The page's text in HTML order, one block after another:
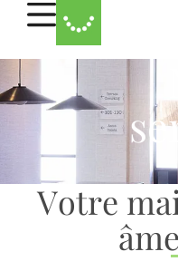
Votre